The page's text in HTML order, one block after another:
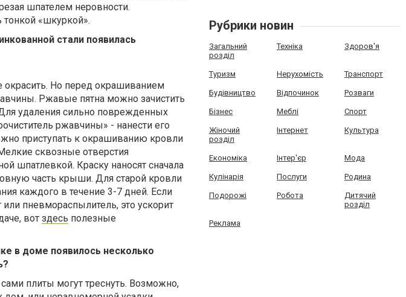
шпателем неровности.
«шкуркой».
стали появилась
Но перед окрашиванием
Ржавые пятна можно зачистить
удаления сильно поврежденных
ржавчины» - нанести его
приступать к окрашиванию кровли
сквозные отверстия
шпатлевкой. Краску наносят сначала
часть крыши. Для старой кровли
каждого в течение 3-7 дней. Если
пневмораспылитель, это ускорит
вот здесь полезные
в доме появилось несколько
плиты могут треснуть. Возможно,
Рубрики новин
Загальний
розділ
Техніка Здоров'я
Туризм Нерухомість Транспорт
Будівництво Відпочинок Розваги
Бізнес Меблі Спорт
Жіночий
розділ
Інтернет Культура
Економіка Інтер'єр Мода
Кулінарія Послуги Родина
Подорожі Робота
Дитячий
розділ
Реклама